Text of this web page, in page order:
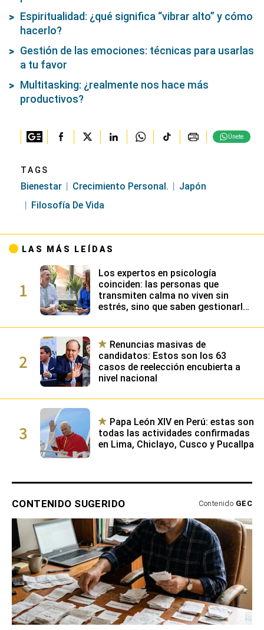
Espiritualidad: ¿qué significa “vibrar alto” y cómo
hacerlo?
Gestión de las emociones: técnicas para usarlas
a tu favor
Multitasking: ¿realmente nos hace más
productivos?
Únete
TAGS
Bienestar Crecimiento Personal.
Japón
Filosofía De Vida
LAS MÁS LEÍDAS
1
Los expertos en psicología
coinciden: las personas que
transmiten calma no viven sin
estrés, sino que saben gestionarlo
emocional
2
Renuncias masivas de
candidatos: Estos son los 63
casos de reelección encubierta a
nivel nacional
3
Papa León XIV en Perú: estas son
todas las actividades confirmadas
en Lima, Chiclayo, Cusco y Pucallpa
CONTENIDO SUGERIDO Contenido GEC